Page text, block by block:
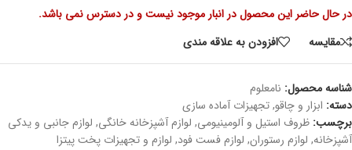
در حال حاضر این محصول در انبار موجود نیست و در دسترس نمی باشد.
مقايسه
افزودن به علاقه مندی
شناسه محصول: نامعلوم
دسته: ابزار و چاقو,تجهیزات آماده سازی
برچسب: ظروف استیل و آلومینیومی, لوازم آشپزخانه خانگی, لوازم جانبی و یدکی
آشپزخانه, لوازم رستوران, لوازم فست فود, لوازم و تجهیزات پخت پیتزا